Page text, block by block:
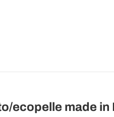
ecopelle made in